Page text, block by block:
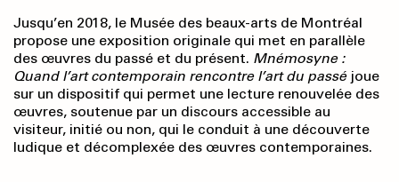
Jusqu’en 2018, le Musée des beaux-arts de Montréal
propose une exposition originale qui met en parallèle
des œuvres du passé et du présent. Mnémosyne :
Quand l’art contemporain rencontre l’art du passéjoue
sur un dispositif qui permet une lecture renouvelée des
œuvres, soutenue par un discours accessible au
visiteur, initié ou non, qui le conduit à une découverte
ludique et décomplexée des œuvres contemporaines.